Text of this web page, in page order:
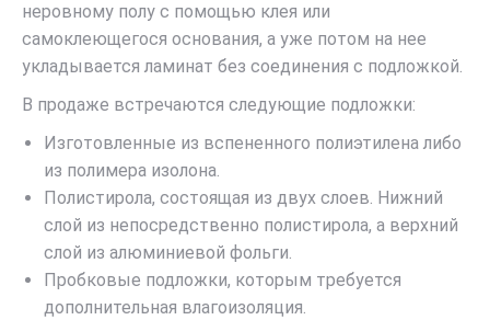
неровному полу с помощью клея или
самоклеющегося основания, а уже потом на нее
укладывается ламинат без соединения с подложкой.
В продаже встречаются следующие подложки:
Изготовленные из вспененного полиэтилена либо
из полимера изолона.
Полистирола, состоящая из двух слоев. Нижний
слой из непосредственно полистирола, а верхний
слой из алюминиевой фольги.
Пробковые подложки, которым требуется
дополнительная влагоизоляция.